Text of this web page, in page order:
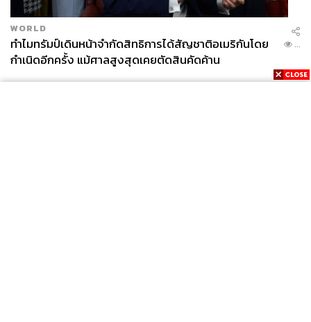
WORLD
ทำไมทรัมป์เดินหน้าจำกัดสิทธิการได้สัญชาติอเมริกันโดย
กำเนิดอีกครั้ง แม้ศาลสูงสุดเคยตัดสินคัดค้าน
...